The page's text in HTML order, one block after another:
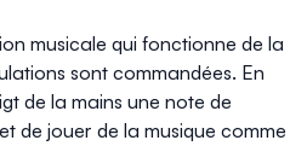
musicale qui fonctionne de la
sont commandées. En
de la mains une note de
de jouer de la musique comme